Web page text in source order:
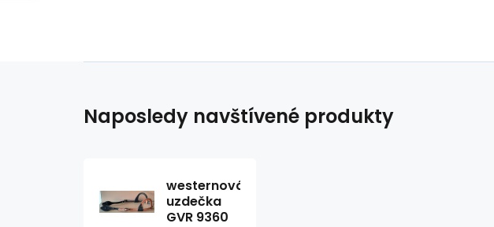
Naposledy navštívené produkty
westernová
uzdečka
GVR 9360